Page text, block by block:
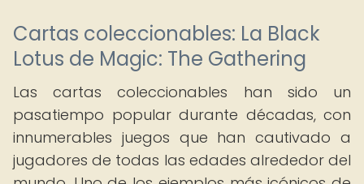
Cartas coleccionables: La Black
Lotus de Magic: The Gathering
Las cartas coleccionables han sido un
pasatiempo popular durante décadas, con
innumerables juegos que han cautivado a
jugadores de todas las edades alrededor del